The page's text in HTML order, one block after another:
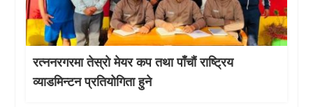
रत्ननरगरमा तेस्राे मेयर कप तथा पाँचौं राष्ट्रिय
व्याडमिन्टन प्रतियोगिता हुने